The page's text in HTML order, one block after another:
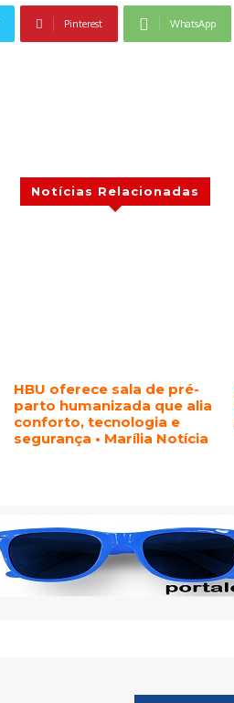
Pinterest WhatsApp
Notícias Relacionadas
HBU oferece sala de pré-
parto humanizada que alia
conforto, tecnologia e
segurança • Marília Notícia